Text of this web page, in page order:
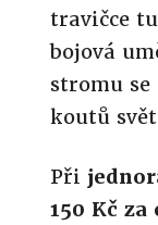
travičce
bojová
stromu
koutů
Při
150 Kč za